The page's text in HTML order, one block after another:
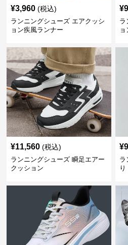
¥3,960 (税込)
ランニングシューズ エアクッシ
ョン疾風ランナー
¥
ラ
¥11,560 (税込)
ランニングシューズ 瞬足エアー
クッション
¥
ラ
り